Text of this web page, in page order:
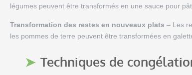
légumes peuvent être transformés en une sauce pour
Transformation des restes en nouveaux plats – Les
les pommes de terre peuvent être transformées en
Techniques de